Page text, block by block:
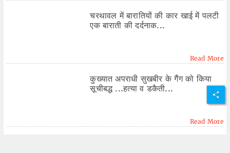
चरथावल में बारातियों की कार खाई में पलटी
एक बाराती की दर्दनाक...
Read More
कुख्यात अपराधी सुखबीर के गैंग को किया
सूचीबद्ध ...हत्या व डकैती...
Read More